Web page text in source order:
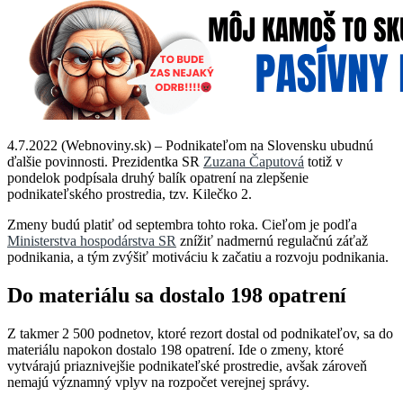
4.7.2022 (Webnoviny.sk) – Podnikateľom na Slovensku ubudnú
ďalšie povinnosti. Prezidentka SR Zuzana Čaputová totiž v
pondelok podpísala druhý balík opatrení na zlepšenie
podnikateľského prostredia, tzv. Kilečko 2.
Zmeny budú platiť od septembra tohto roka. Cieľom je podľa
Ministerstva hospodárstva SR znížiť nadmernú regulačnú záťaž
podnikania, a tým zvýšiť motiváciu k začatiu a rozvoju podnikania.
Do materiálu sa dostalo 198 opatrení
Z takmer 2 500 podnetov, ktoré rezort dostal od podnikateľov, sa do
materiálu napokon dostalo 198 opatrení. Ide o zmeny, ktoré
vytvárajú priaznivejšie podnikateľské prostredie, avšak zároveň
nemajú významný vplyv na rozpočet verejnej správy.